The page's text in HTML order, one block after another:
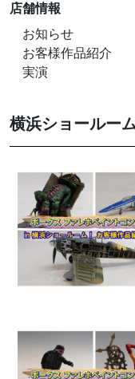
店舗情報
お知らせ
お客様作品紹介
実演
横浜ショールー